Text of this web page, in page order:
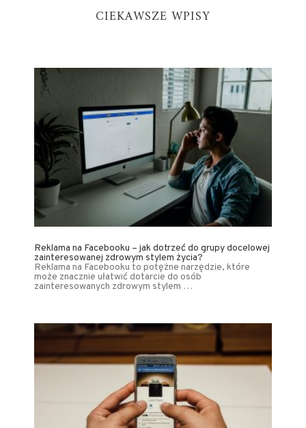
CIEKAWSZE WPISY
Reklama na Facebooku – jak dotrzeć do grupy docelowej
zainteresowanej zdrowym stylem życia?
Reklama na Facebooku to potężne narzędzie, które
może znacznie ułatwić dotarcie do osób
zainteresowanych zdrowym stylem …